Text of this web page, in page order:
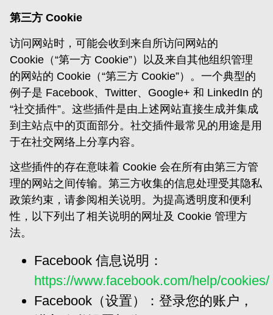
第三方 Cookie
访问网站时，可能会收到来自所访问网站的
Cookie（“第一方 Cookie”）以及来自其他组织管理
的网站的 Cookie（“第三方 Cookie”）。一个典型的
例子是 Facebook、Twitter、Google+ 和 LinkedIn 的
“社交插件”。这些插件是由上述网站直接生成并集成
到主站点中的页面部分。社交插件最常见的用途是用
于在社交网络上分享内容。
这些插件的存在意味着 Cookie 会在所有由第三方管
理的网站之间传输。第三方收集的信息处理受其隐私
政策约束，请参阅相关说明。为提高透明度和便利
性，以下列出了相关说明的网址及 Cookie 管理方
法。
Facebook 信息说明：
https://www.facebook.com/help/cookies/
Facebook（设置）：登录您的账户，